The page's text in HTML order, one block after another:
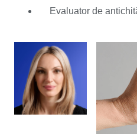
modalități de tratare ale
giuvaiere elitiste de mare
destinate publicului larg.
moderne pre-deținute în
apreciază în mod deosebit
care stabilește nivelul
podoabe. Bijuteriile noi tind
premium, spre deosebire
Evaluator de